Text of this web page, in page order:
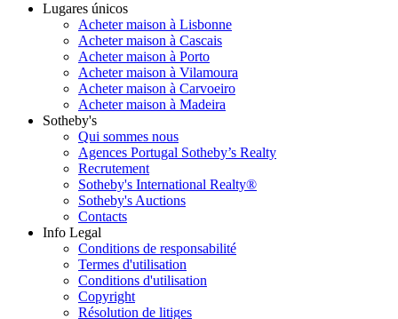
Lugares únicos
Acheter maison à Lisbonne
Acheter maison à Cascais
Acheter maison à Porto
Acheter maison à Vilamoura
Acheter maison à Carvoeiro
Acheter maison à Madeira
Sotheby's
Qui sommes nous
Agences Portugal Sotheby’s Realty
Recrutement
Sotheby's International Realty®
Sotheby's Auctions
Contacts
Info Legal
Conditions de responsabilité
Termes d'utilisation
Conditions d'utilisation
Copyright
Résolution de litiges